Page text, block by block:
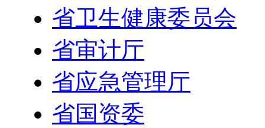
省卫生健康委员会
省审计厅
省应急管理厅
省国资委